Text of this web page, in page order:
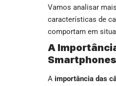
Vamos analisar
características de
comportam em
A
Smartphones
A importância das